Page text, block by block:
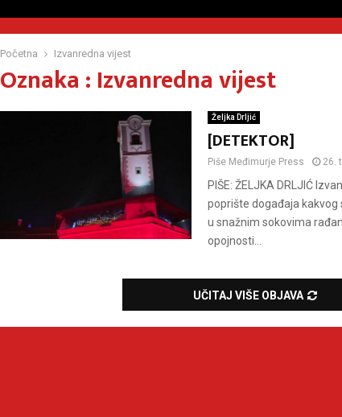
Početna Izvanredna vijest
Oznaka : Izvanredna vijest
Željka Drljić
[DETEKTOR]
Piše Međimurje Press 26.
PIŠE: ŽELJKA DRLJIĆ
poprište događaja kakvog
u snažnim sokovima
opojnosti...
UČITAJ VIŠE OBJAVA